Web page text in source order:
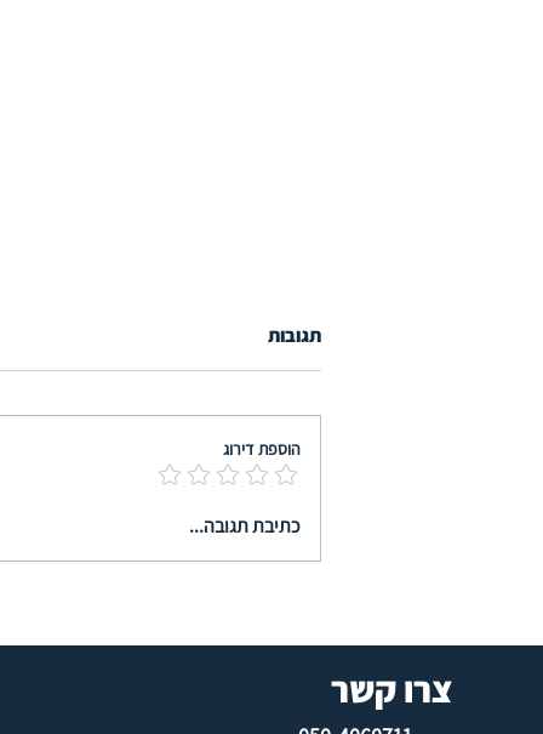
רשמו לפניכם - יש מועד חדש
תגובות
הוספת דירוג
כתיבת תגובה...
צרו קשר